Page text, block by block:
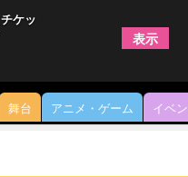
舞台 アニメ・ゲーム イベ
ケッ
表示